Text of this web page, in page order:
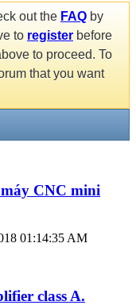
out the FAQ by
to register before
to proceed. To
that you want
CNC mini
01:14:35 AM
class A.